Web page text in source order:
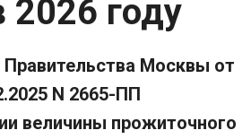
году
Москвы от
N 2665-ПП
величины прожиточного